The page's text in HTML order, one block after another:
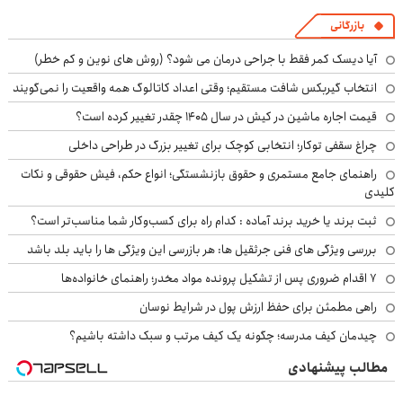
بازرگانی
آیا دیسک کمر فقط با جراحی درمان می شود؟ (روش های نوین و کم خطر)
انتخاب گیربکس شافت مستقیم؛ وقتی اعداد کاتالوگ همه واقعیت را نمی‌گویند
قیمت اجاره ماشین در کیش در سال ۱۴۰۵ چقدر تغییر کرده است؟
چراغ سقفی توکار؛ انتخابی کوچک برای تغییر بزرگ در طراحی داخلی
راهنمای جامع مستمری و حقوق بازنشستگی؛ انواع حکم، فیش حقوقی و نکات
کلیدی
ثبت برند یا خرید برند آماده : کدام راه برای کسب‌وکار شما مناسب‌تر است؟
بررسی ویژگی های فنی جرثقیل ها: هر بازرسی این ویژگی ها را باید بلد باشد
۷ اقدام ضروری پس از تشکیل پرونده مواد مخدر؛ راهنمای خانواده‌ها
راهی مطمئن برای حفظ ارزش پول در شرایط نوسان
چیدمان کیف مدرسه؛ چگونه یک کیف مرتب و سبک داشته باشیم؟
مطالب پیشنهادی